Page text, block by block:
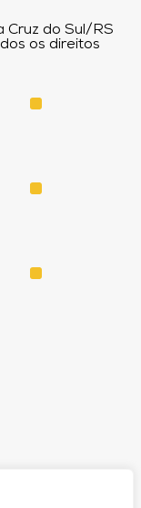
Cruz do Sul/RS
os direitos